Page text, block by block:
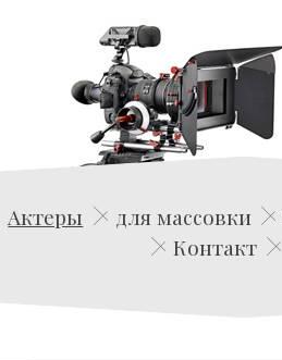
Актеры для массовки
Контакт